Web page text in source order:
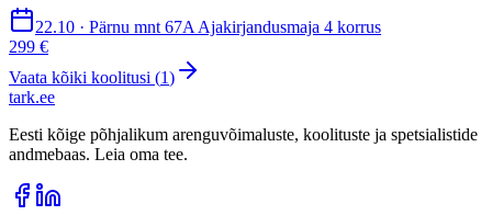
22.10 · Pärnu mnt 67A Ajakirjandusmaja 4 korrus
299 €
Vaata kõiki koolitusi (1)
tark.ee
Eesti kõige põhjalikum arenguvõimaluste, koolituste ja spetsialistide
andmebaas. Leia oma tee.